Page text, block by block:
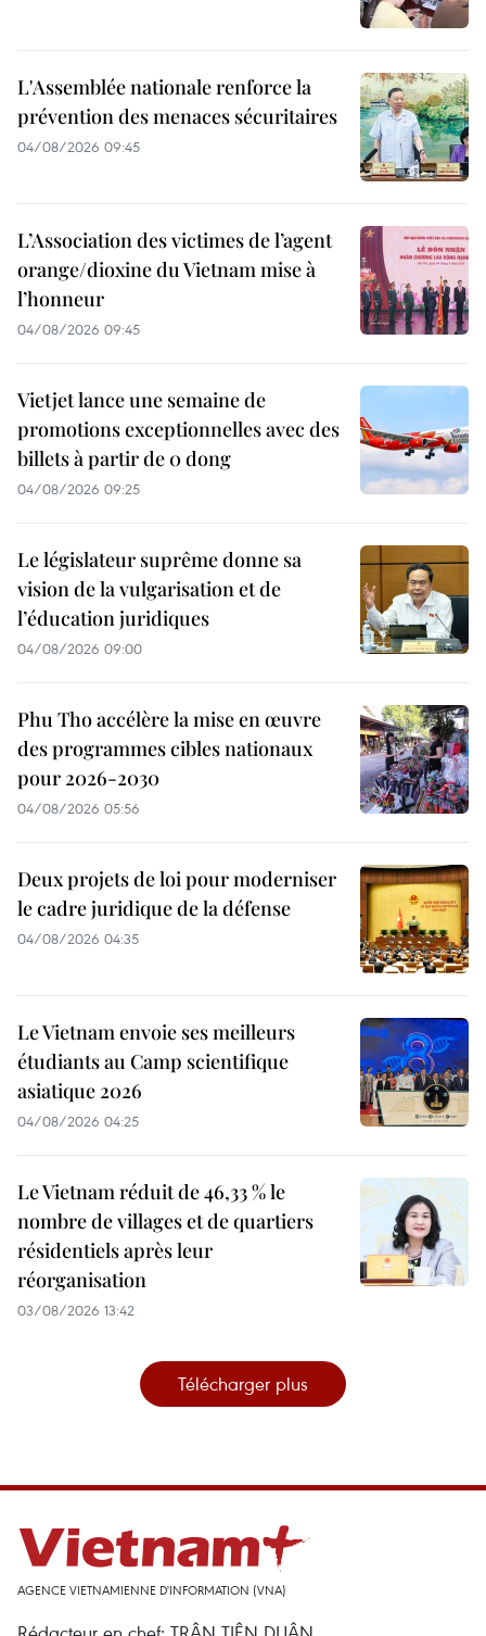
L'Assemblée nationale renforce la
prévention des menaces sécuritaires
04/08/2026 09:45
L’Association des victimes de l’agent
orange/dioxine du Vietnam mise à
l’honneur
04/08/2026 09:45
Vietjet lance une semaine de
promotions exceptionnelles avec des
billets à partir de 0 dong
04/08/2026 09:25
Le législateur suprême donne sa
vision de la vulgarisation et de
l’éducation juridiques
04/08/2026 09:00
Phu Tho accélère la mise en œuvre
des programmes cibles nationaux
pour 2026-2030
04/08/2026 05:56
Deux projets de loi pour moderniser
le cadre juridique de la défense
04/08/2026 04:35
Le Vietnam envoie ses meilleurs
étudiants au Camp scientifique
asiatique 2026
04/08/2026 04:25
Le Vietnam réduit de 46,33 % le
nombre de villages et de quartiers
résidentiels après leur
réorganisation
03/08/2026 13:42
Télécharger plus
AGENCE VIETNAMIENNE D'INFORMATION (VNA)